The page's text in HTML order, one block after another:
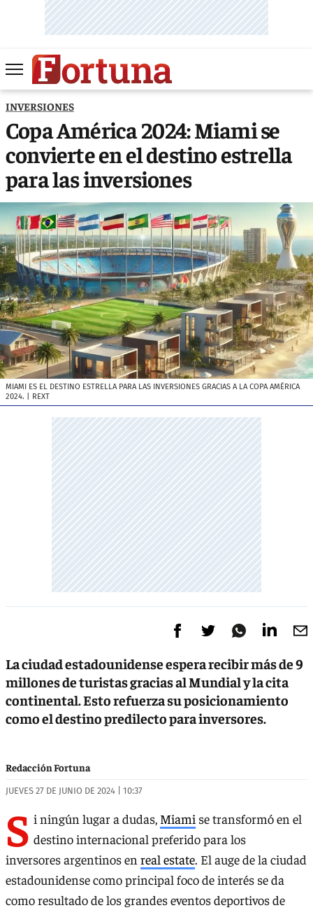
INVERSIONES
Copa América 2024: Miami se
convierte en el destino estrella
para las inversiones
MIAMI ES EL DESTINO ESTRELLA PARA LAS INVERSIONES GRACIAS A LA COPA AMÉRICA
2024. | REXT
La ciudad estadounidense espera recibir más de 9
millones de turistas gracias al Mundial y la cita
continental. Esto refuerza su posicionamiento
como el destino predilecto para inversores.
Redacción Fortuna
JUEVES 27 DE JUNIO DE 2024 | 10:37
S i ningún lugar a dudas, Miami se transformó en el
destino internacional preferido para los
inversores argentinos en real estate. El auge de la ciudad
estadounidense como principal foco de interés se da
como resultado de los grandes eventos deportivos de